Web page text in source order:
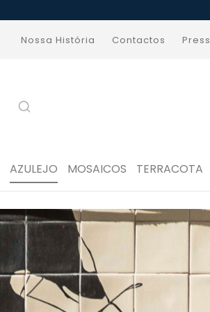
Nossa História Contactos Press
AZULEJO MOSAICOS TERRACOTA